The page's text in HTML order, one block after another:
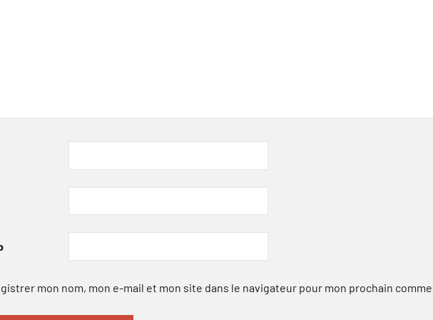
mon nom, mon e-mail et mon site dans le navigateur pour mon prochain